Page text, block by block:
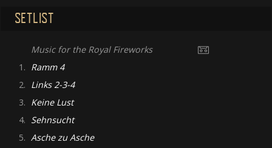
SETLIST
Music for the Royal Fireworks
1. Ramm 4
2. Links 2-3-4
3. Keine Lust
4. Sehnsucht
5. Asche zu Asche